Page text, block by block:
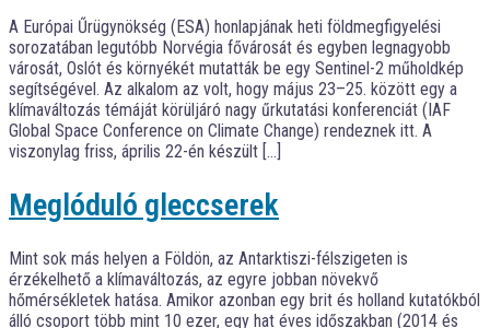
A Európai Űrügynökség (ESA) honlapjának heti földmegfigyelési
sorozatában legutóbb Norvégia fővárosát és egyben legnagyobb
városát, Oslót és környékét mutatták be egy Sentinel-2 műholdkép
segítségével. Az alkalom az volt, hogy május 23–25. között egy a
klímaváltozás témáját körüljáró nagy űrkutatási konferenciát (IAF
Global Space Conference on Climate Change) rendeznek itt. A
viszonylag friss, április 22-én készült […]
Meglóduló gleccserek
Mint sok más helyen a Földön, az Antarktiszi-félszigeten is
érzékelhető a klímaváltozás, az egyre jobban növekvő
hőmérsékletek hatása. Amikor azonban egy brit és holland kutatókból
álló csoport több mint 10 ezer, egy hat éves időszakban (2014 és